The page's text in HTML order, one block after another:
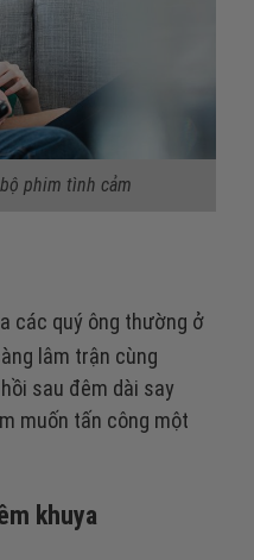
phim tình cảm
các quý ông thường ở
lâm trận cùng
sau đêm dài say
muốn tấn công một
khuya